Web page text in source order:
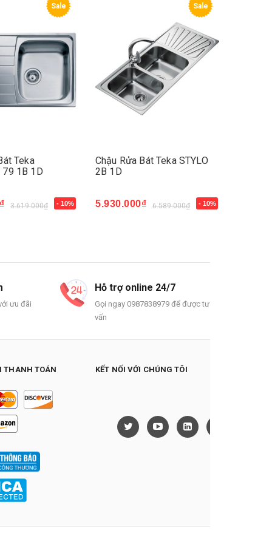
Sale
Teka
79 1B 1D
3.619.000₫ - 10%
Sale
Chậu Rửa Bát Teka STYLO
2B 1D
5.930.000₫ 6.589.000₫ - 10%
Mua ngay
ưu đãi
Hỗ trợ online 24/7
Gọi ngay 0987838979 để được tư
vấn
THANH TOÁN KẾT NỐI VỚI CHÚNG TÔI